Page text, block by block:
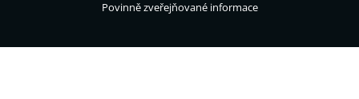
Povinně zveřejňované informace